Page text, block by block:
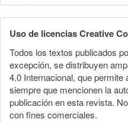
Uso de licencias Creative
Todos los textos publicados
excepción, se distribuyen
4.0 Internacional, que permite
siempre que mencionen la
publicación en esta revista.
con fines comerciales.